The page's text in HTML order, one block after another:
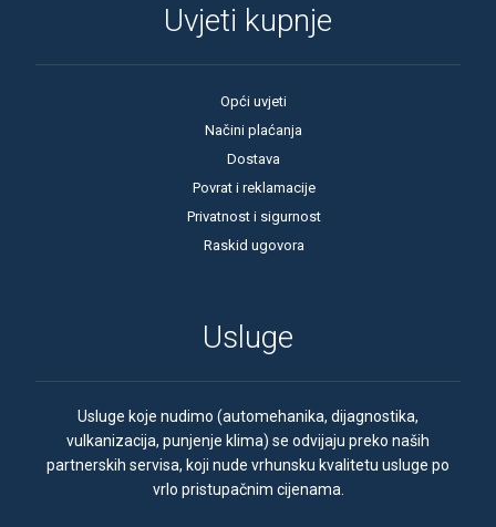
Uvjeti kupnje
Opći uvjeti
Načini plaćanja
Dostava
Povrat i reklamacije
Privatnost i sigurnost
Raskid ugovora
Usluge
Usluge koje nudimo (automehanika, dijagnostika,
vulkanizacija, punjenje klima) se odvijaju preko naših
partnerskih servisa, koji nude vrhunsku kvalitetu usluge po
vrlo pristupačnim cijenama.